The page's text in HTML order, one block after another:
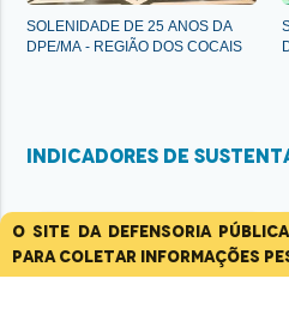
O site da Defensoria
para coletar informações
SOLENIDADE DE 25 ANOS DA
DPE/MA - REGIÃO DOS COCAIS
INDICADORES DE
2.144 un